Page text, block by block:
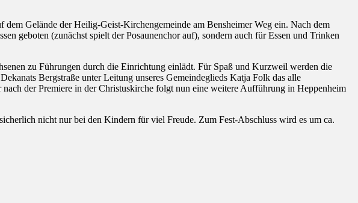
Gelände der Heilig-Geist-Kirchengemeinde am Bensheimer Weg ein. Nach dem
geboten (zunächst spielt der Posaunenchor auf), sondern auch für Essen und Trinken
zu Führungen durch die Einrichtung einlädt. Für Spaß und Kurzweil werden die
Bergstraße unter Leitung unseres Gemeindeglieds Katja Folk das alle
der Premiere in der Christuskirche folgt nun eine weitere Aufführung in Heppenheim
nicht nur bei den Kindern für viel Freude. Zum Fest-Abschluss wird es um ca.